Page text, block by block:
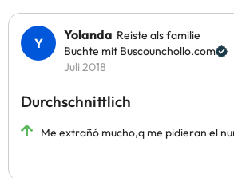
Yolanda Reiste als familie
Buchte mit Buscounchollo.com
Juli 2018
Durchschnittlich
Me extrañó mucho,q me pidieran el